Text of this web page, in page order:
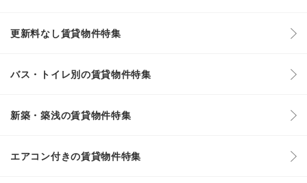
更新料なし賃貸物件特集
バス・トイレ別の賃貸物件特集
新築・築浅の賃貸物件特集
エアコン付きの賃貸物件特集